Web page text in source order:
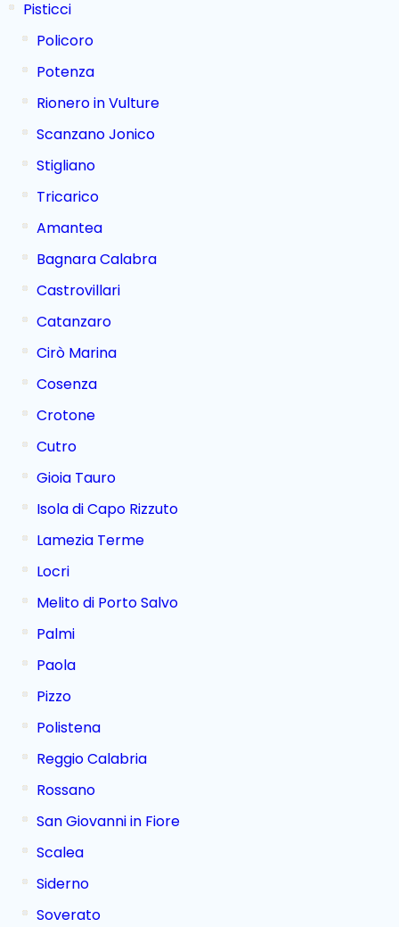
Pisticci
Policoro
Potenza
Rionero in Vulture
Scanzano Jonico
Stigliano
Tricarico
Amantea
Bagnara Calabra
Castrovillari
Catanzaro
Cirò Marina
Cosenza
Crotone
Cutro
Gioia Tauro
Isola di Capo Rizzuto
Lamezia Terme
Locri
Melito di Porto Salvo
Palmi
Paola
Pizzo
Polistena
Reggio Calabria
Rossano
San Giovanni in Fiore
Scalea
Siderno
Soverato